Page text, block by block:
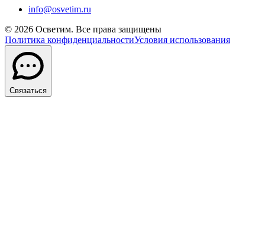
info@osvetim.ru
© 2026 Осветим. Все права защищены
Политика конфиденциальностиУсловия использования
Связаться